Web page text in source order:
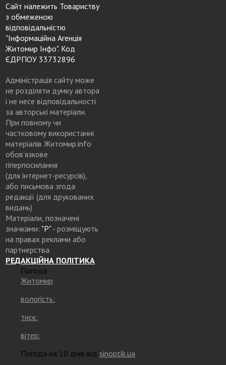
Сайт належить Товариству
з обмеженою
відповідальністю
"Інформаційна Агенція
Житомир Інфо". Код
ЄДРПОУ 33732896
Адміністрація сайту може
не розділяти думку автора
і не несе відповідальності
за авторські матеріали.
При повному чи
частковому використанні
матеріалів Житомир.info
обов’язкове
гіперпосилання
(для інтернет-ресурсів),
або письмова згода
редакції (для друкованих
видань)
Матеріали, позначені
значками: "Р"- розміщують
на правах реклами або
партнерства
РЕДАКЦІЙНА ПОЛІТИКА
Погода
Житомир
вологість:
тиск:
вітер:
Погода на 10 днів від sinoptik.ua